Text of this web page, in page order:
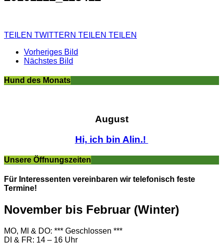
TEILEN TWITTERN TEILEN TEILEN
Vorheriges Bild
Nächstes Bild
Hund des Monats
August
Hi, ich bin Alin.!
Unsere Öffnungszeiten
Für Interessenten vereinbaren wir telefonisch feste
Termine!
November bis Februar (Winter)
MO, MI & DO: *** Geschlossen ***
DI & FR: 14 – 16 Uhr